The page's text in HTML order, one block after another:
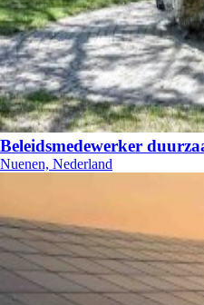
Beleidsmedewerker
Nuenen, Nederland